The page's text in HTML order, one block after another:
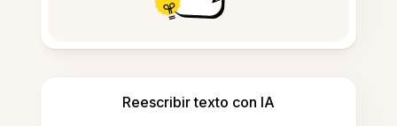
Reescribir texto con IA